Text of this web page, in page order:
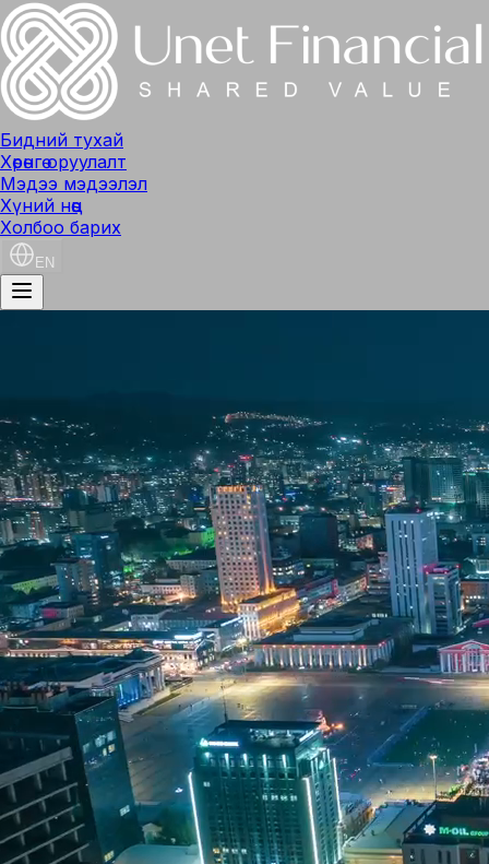
Бидний тухай
Хөрөнгө оруулалт
Мэдээ мэдээлэл
Хүний нөөц
Холбоо барих
EN